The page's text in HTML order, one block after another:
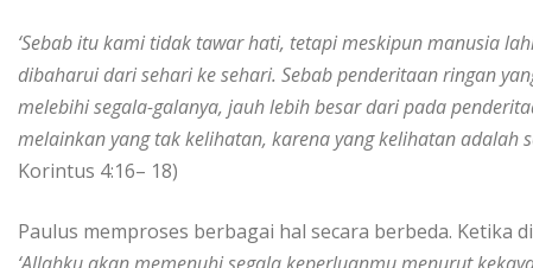
‘Sebab itu kami tidak tawar hati, tetapi meskipun manusia
dibaharui dari sehari ke sehari. Sebab penderitaan ringan
melebihi segala-galanya, jauh lebih besar dari pada
melainkan yang tak kelihatan, karena yang kelihatan adalah
Korintus 4:16– 18)
Paulus memproses berbagai hal secara berbeda. Ketika